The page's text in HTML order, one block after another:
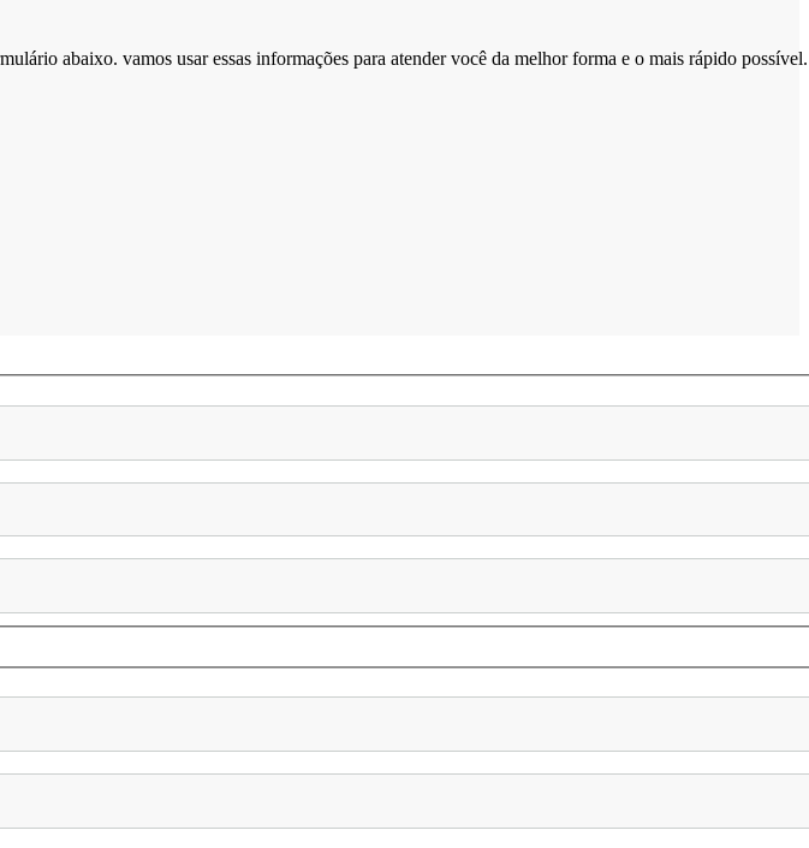
abaixo. vamos usar essas informações para atender você da melhor forma e o mais rápido possível.